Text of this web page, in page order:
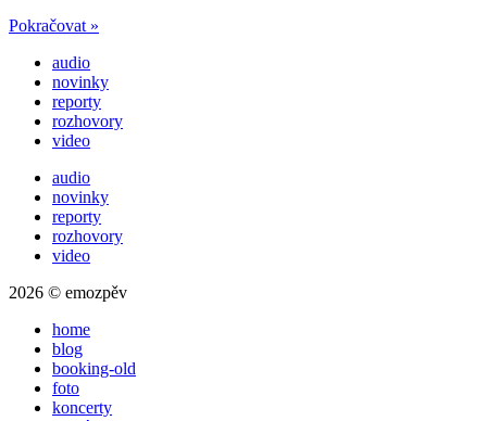
Pokračovat »
audio
novinky
reporty
rozhovory
video
audio
novinky
reporty
rozhovory
video
2026 © emozpěv
home
blog
booking-old
foto
koncerty